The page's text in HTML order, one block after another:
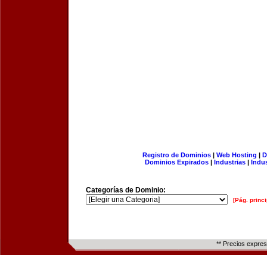
Registro de Dominios| Web Hosting |
Dominios Expirados | Industrias |
Categorías de Dominio:
[Pág.
** Precios